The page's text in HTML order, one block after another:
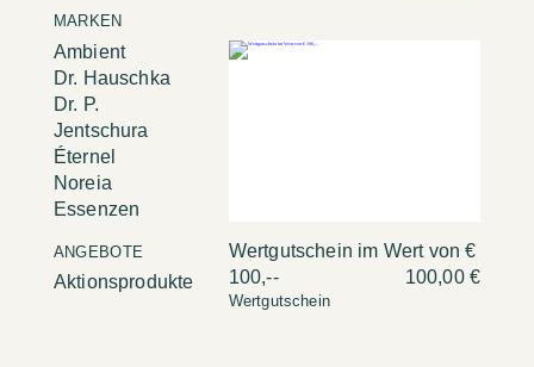
MARKEN
Ambient
Dr. Hauschka
Dr. P.
Jentschura
Éternel
Noreia
Essenzen
ANGEBOTE
Aktionsprodukte
Wertgutschein im Wert von €
100,--
100,00 €
Wertgutschein